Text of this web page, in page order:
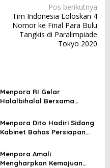
Pos berikutnya
Tim Indonesia Loloskan 4
Nomor ke Final Para Bulu
Tangkis di Paralimpiade
Tokyo 2020
Menpora RI Gelar
Halalbihalal Bersama
Menpora Dito Hadiri Sidang
Kabinet Bahas Persiapan
Menpora Amali
Mengharpkan Kemajuan